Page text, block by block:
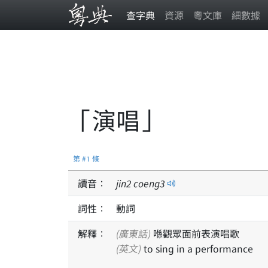
查字典 資源 粵文庫 細數據
「演唱」
第 #1 條
讀音： jin2coeng3
詞性：
動詞
解釋：
(廣東話) 喺觀眾面前表演唱歌
(英文) to sing in a performance